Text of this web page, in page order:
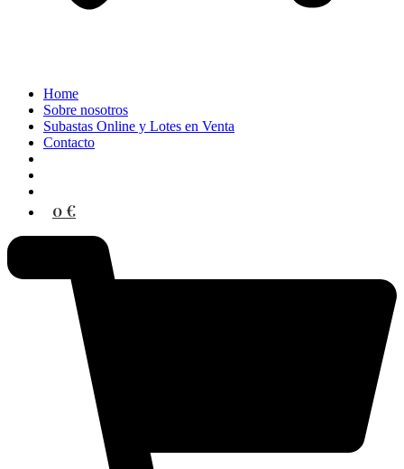
Home
Sobre nosotros
Subastas Online y Lotes en Venta
Contacto
0 €